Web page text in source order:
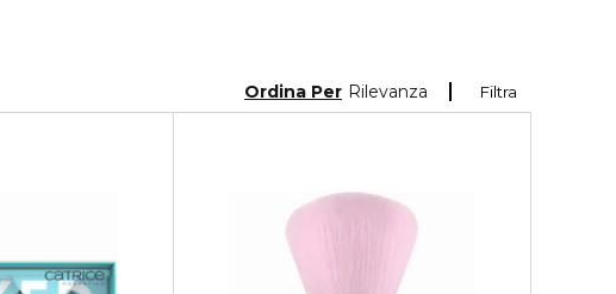
Filtra
Ordina Per Rilevanza